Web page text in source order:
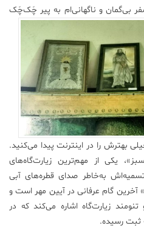
بی‌گمان و ناگهانی‌ام به پیر چَک‌چَک
بهترش را در اینترنت پیدا می‌کنید.
یکی از مهم‌ترین زیارت‌گاه‌های
به‌خاطر صدای قطره‌های آبی
گام عرفانی در آیین مهر است و
زیارت‌گاه اشاره می‌کند که در
ثبت رسیده.